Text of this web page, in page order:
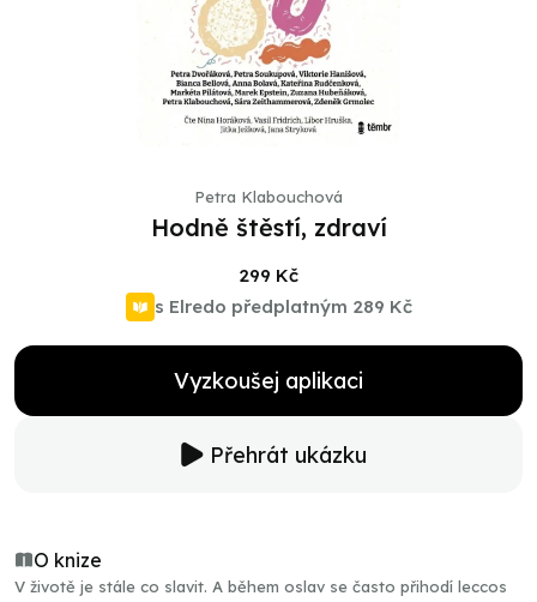
Petra Klabouchová
Hodně štěstí, zdraví
299 Kč
s Elredo předplatným 289 Kč
Vyzkoušej aplikaci
Přehrát ukázku
O knize
V životě je stále co slavit. A během oslav se často přihodí leccos